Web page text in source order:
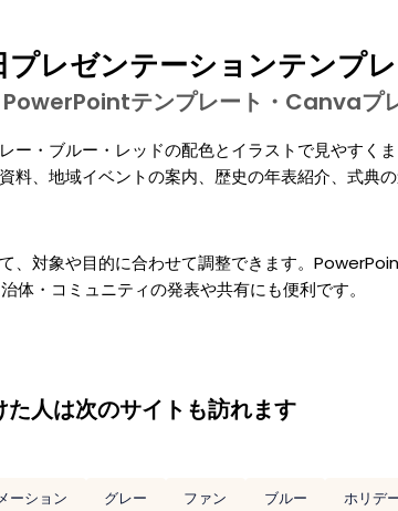
レゼンテーションテンプ
テンプレート・Canvaプ
ー・ブルー・レッドの配色とイラストで見やすく
料、地域イベントの案内、歴史の年表紹介、式典
、対象や目的に合わせて調整できます。
・コミュニティの発表や共有にも便利です。
人は次のサイトも訪れます
ーション グレー ファン ブルー ホリデ